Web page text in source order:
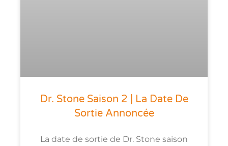
Dr. Stone Saison 2 | La Date De
Sortie Annoncée
La date de sortie de Dr. Stone saison